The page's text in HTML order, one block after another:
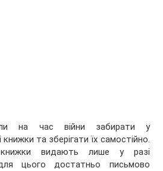
на час війни забирати у
та зберігати їх самостійно.
книжки видають лише у разі
цього достатньо письмово